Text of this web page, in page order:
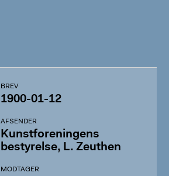
BREV
1900-01-12
AFSENDER
Kunstforeningens
bestyrelse, L. Zeuthen
MODTAGER